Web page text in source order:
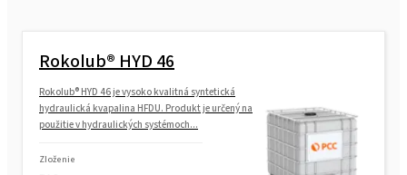
Rokolub® HYD 46
Rokolub® HYD 46 je vysoko kvalitná syntetická
hydraulická kvapalina HFDU. Produkt je určený na
použitie v hydraulických systémoch...
Zloženie